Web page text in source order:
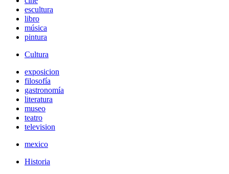
escultura
libro
música
pintura
Cultura
exposicion
filosofía
gastronomía
literatura
museo
teatro
television
mexico
Historia